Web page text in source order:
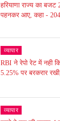
हरियाणा राज्य का
पहनकर आए, कहा - 2047 तक हरियाणा की 1 ट्रिलियन
व्यापार
RBI ने रेपो रेट में नही
5.25% पर बरकरार
व्यापार